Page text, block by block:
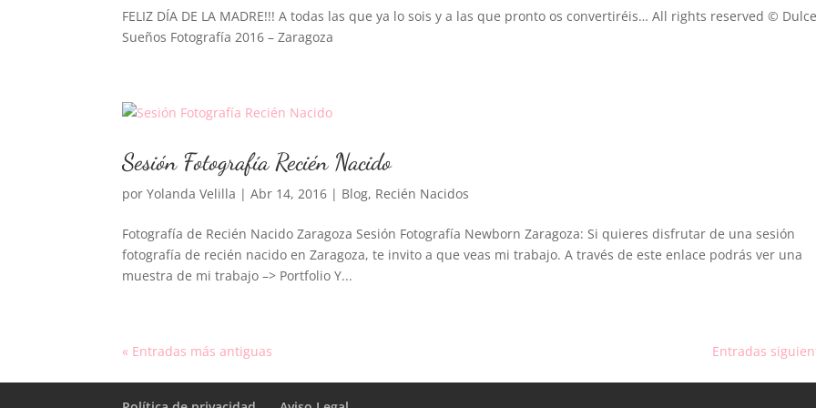
FELIZ DÍA DE LA MADRE!!! A todas las que ya lo sois y a las que pronto os convertiréis… All rights reserved ©
Sueños Fotografía 2016 – Zaragoza
Sesión Fotografía Recién Nacido
porYolanda Velilla |Abr 14, 2016 | Blog, Recién Nacidos
Fotografía de Recién Nacido Zaragoza Sesión Fotografía Newborn Zaragoza: Si quieres disfrutar de una sesión
fotografía de recién nacido en Zaragoza, te invito a que veas mi trabajo. A través de este enlace podrás ver una
muestra de mi trabajo –> Portfolio Y...
« Entradas más antiguas Entradas